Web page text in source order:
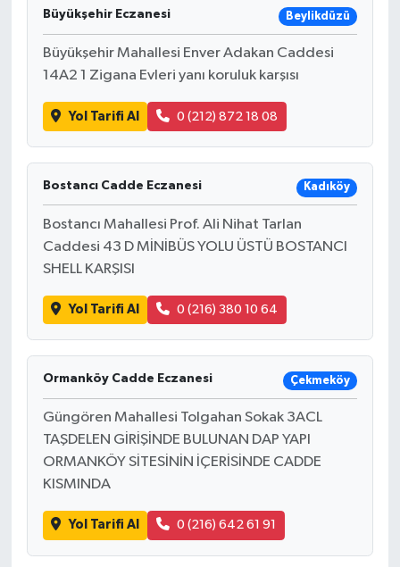
Büyükşehir Eczanesi Beylikdüzü
Büyükşehir Mahallesi Enver Adakan Caddesi
14A2 1 Zigana Evleri yanı koruluk karşısı
Yol Tarifi Al 0 (212) 872 18 08
Bostancı Cadde Eczanesi Kadıköy
Bostancı Mahallesi Prof. Ali Nihat Tarlan
Caddesi 43 D MİNİBÜS YOLU ÜSTÜ BOSTANCI
SHELL KARŞISI
Yol Tarifi Al 0 (216) 380 10 64
Ormanköy Cadde Eczanesi Çekmeköy
Güngören Mahallesi Tolgahan Sokak 3ACL
TAŞDELEN GİRİŞİNDE BULUNAN DAP YAPI
ORMANKÖY SİTESİNİN İÇERİSİNDE CADDE
KISMINDA
Yol Tarifi Al 0 (216) 642 61 91